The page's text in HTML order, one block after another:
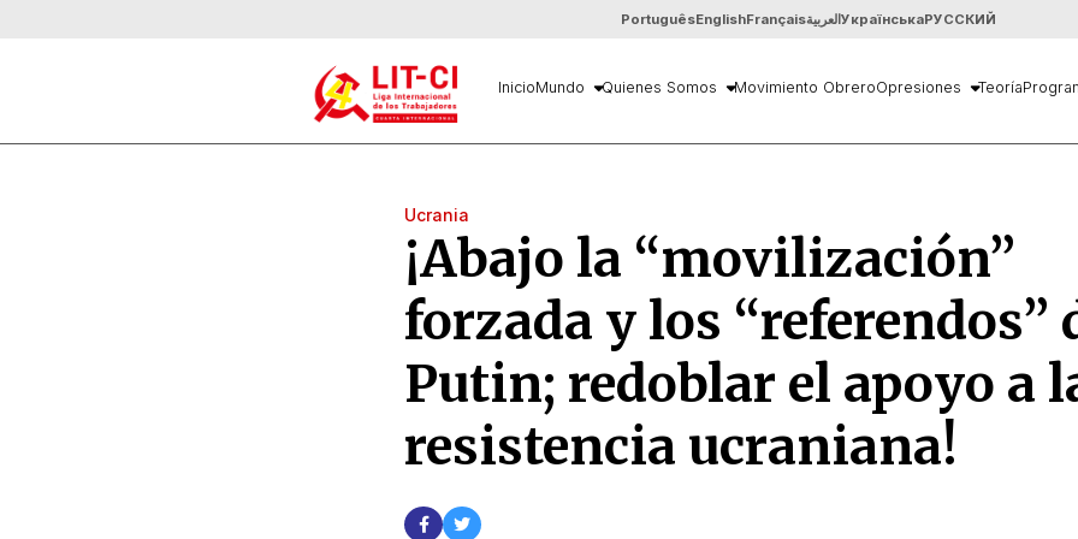
PortuguêsEnglishFrançaisالعربيةУкраїнськаРУССКИЙ
InicioMundo Quienes Somos Movimiento ObreroOpresiones Teoría
Ucrania
¡Abajo la “movilización”
forzada y los “referendos”
Putin; redoblar el apoyo a
resistencia ucraniana!